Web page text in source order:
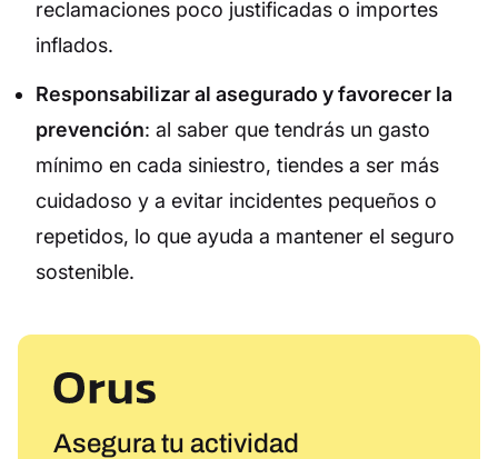
reclamaciones poco justificadas o importes
inflados.
Responsabilizar al asegurado y favorecer la
prevención: al saber que tendrás un gasto
mínimo en cada siniestro, tiendes a ser más
cuidadoso y a evitar incidentes pequeños o
repetidos, lo que ayuda a mantener el seguro
sostenible.
Asegura tu actividad